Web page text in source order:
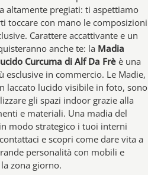
altamente pregiati: ti aspettiamo
toccare con mano le composizioni
Carattere accattivante e un
anche te: la Madia
Curcuma di Alf Da Frè è una
esclusive in commercio. Le Madie,
laccato lucido visibile in foto, sono
gli spazi indoor grazie alla
e materiali. Una madia del
modo strategico i tuoi interni
e scopri come dare vita a
personalità con mobili e
zona giorno.